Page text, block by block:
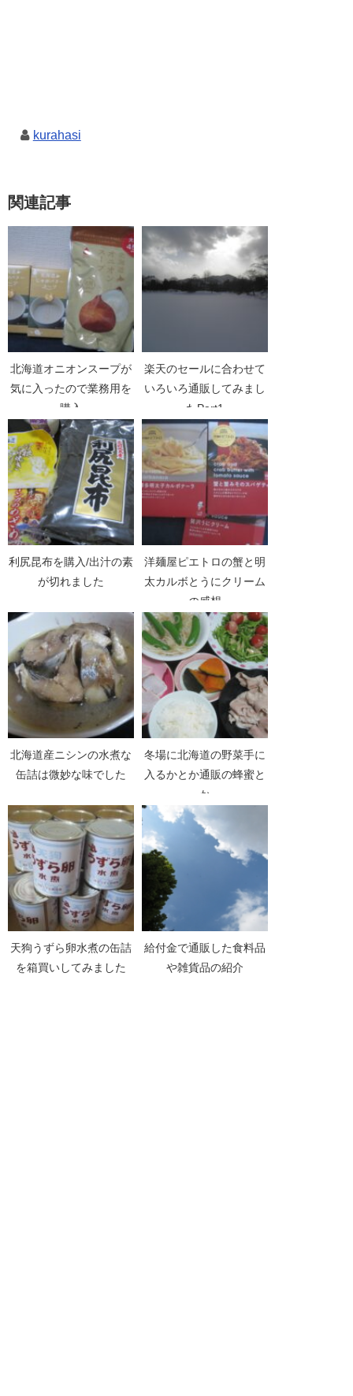
kurahasi
関連記事
北海道オニオンスープが
気に入ったので業務用を
購入
楽天のセールに合わせて
いろいろ通販してみまし
たPart1
利尻昆布を購入/出汁の素
が切れました
洋麺屋ピエトロの蟹と明
太カルボとうにクリーム
の感想
北海道産ニシンの水煮な
缶詰は微妙な味でした
冬場に北海道の野菜手に
入るかとか通販の蜂蜜と
か
天狗うずら卵水煮の缶詰
を箱買いしてみました
給付金で通販した食料品
や雑貨品の紹介